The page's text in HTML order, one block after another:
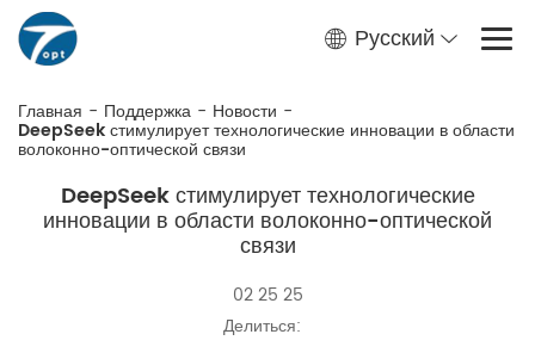
Русский
Главная - Поддержка - Новости -
DeepSeek стимулирует технологические инновации в области
волоконно-оптической связи
DeepSeek стимулирует технологические
инновации в области волоконно-оптической
связи
02 25 25
Делиться: